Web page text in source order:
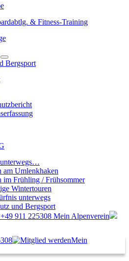
& Fitness-Training
Bergsport
am Umlenkhaken
im Frühling / Frühsommer
Wintertouren
unterwegs
und Bergsport
+49 911 225308 Mein Alpenverein
Mein